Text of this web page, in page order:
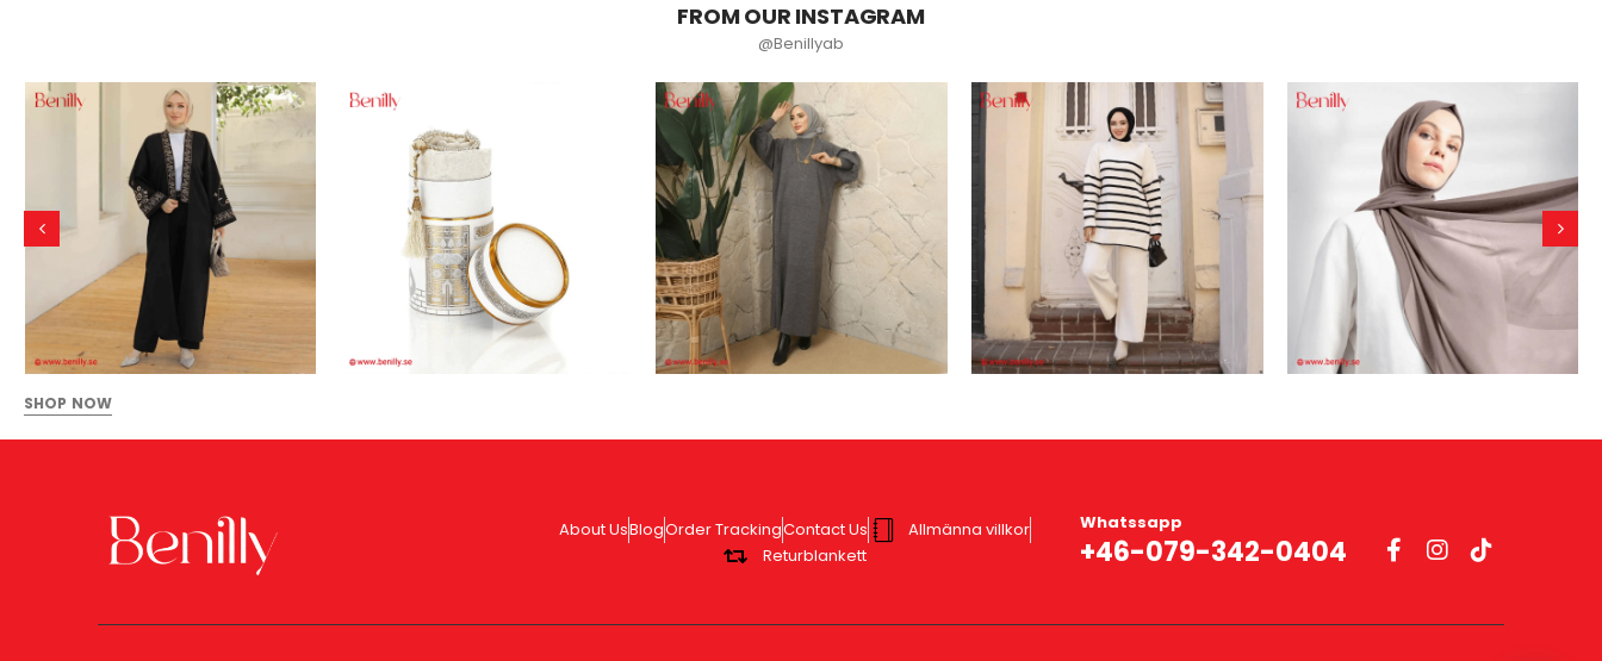
FROM OUR INSTAGRAM
@Benillyab
SHOP NOW
About UsBlogOrder TrackingContact Us
Allmänna villkor
Returblankett
Whatssapp
+46-079-342-0404